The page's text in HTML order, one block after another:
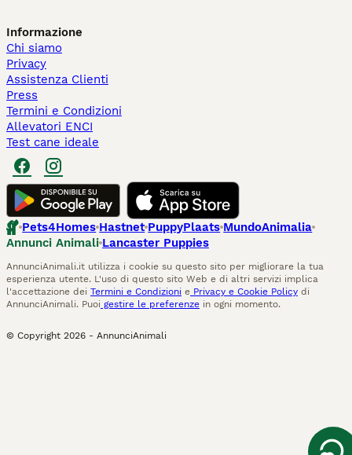
Informazione
Chi siamo
Privacy
Assistenza Clienti
Press
Termini e Condizioni
Allevatori ENCI
Test cane ideale
Pets4Homes Hastnet PuppyPlaats MundoAnimalia
Annunci Animali Lancaster Puppies
AnnunciAnimali.it utilizza i cookie su questo sito per migliorare la tua
esperienza utente. L'uso di questo sito Web e di altri servizi implica
l'accettazione dei Termini e Condizioni e Privacy e Cookie Policy di
AnnunciAnimali. Puoi gestire le preferenze in ogni momento.
© Copyright 2026 - AnnunciAnimali